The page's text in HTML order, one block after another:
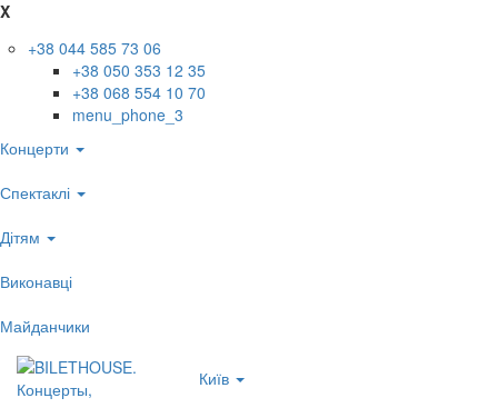
X
+38 044 585 73 06
+38 050 353 12 35
+38 068 554 10 70
menu_phone_3
Концерти
Спектаклі
Дітям
Виконавці
Майданчики
Київ